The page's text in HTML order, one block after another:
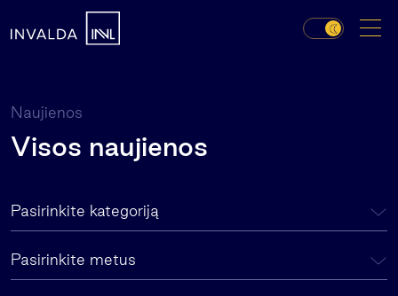
Naujienos
Visos naujienos
Pasirinkite kategoriją
Pasirinkite metus